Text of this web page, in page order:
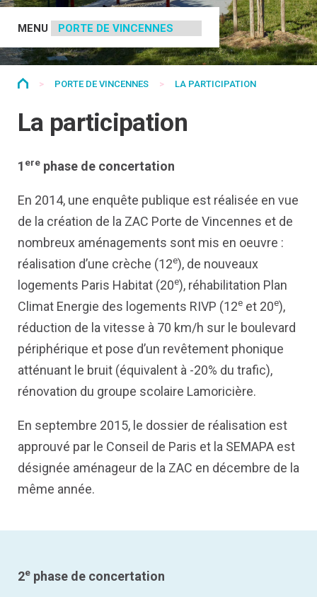
MENU
> PORTE DE VINCENNES > LA PARTICIPATION
La participation
1 ere phase de concertation
En 2014, une enquête publique est réalisée en vue
de la création de la ZAC Porte de Vincennes et de
nombreux aménagements sont mis en oeuvre :
réalisation d’une crèche (12e), de nouveaux
logements Paris Habitat (20e), réhabilitation Plan
Climat Energie des logements RIVP (12e et 20e),
réduction de la vitesse à 70 km/h sur le boulevard
périphérique et pose d’un revêtement phonique
atténuant le bruit (équivalent à -20% du trafic),
rénovation du groupe scolaire Lamoricière.
En septembre 2015, le dossier de réalisation est
approuvé par le Conseil de Paris et la SEMAPA est
désignée aménageur de la ZAC en décembre de la
même année.
2e phase de concertation